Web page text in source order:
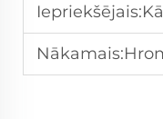
Iepriekšējais:
Nākamais: